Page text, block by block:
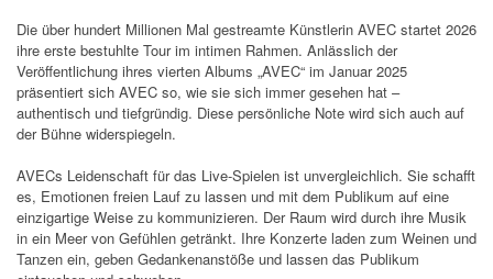
Die über hundert Millionen Mal gestreamte Künstlerin AVEC startet 2026
ihre erste bestuhlte Tour im intimen Rahmen. Anlässlich der
Veröffentlichung ihres vierten Albums „AVEC“ im Januar 2025
präsentiert sich AVEC so, wie sie sich immer gesehen hat –
authentisch und tiefgründig. Diese persönliche Note wird sich auch auf
der Bühne widerspiegeln.
AVECs Leidenschaft für das Live-Spielen ist unvergleichlich. Sie schafft
es, Emotionen freien Lauf zu lassen und mit dem Publikum auf eine
einzigartige Weise zu kommunizieren. Der Raum wird durch ihre Musik
in ein Meer von Gefühlen getränkt. Ihre Konzerte laden zum Weinen und
Tanzen ein, geben Gedankenanstöße und lassen das Publikum